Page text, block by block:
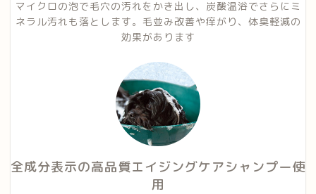
マイクロの泡で毛穴の汚れをかき出し、炭酸温浴でさらにミ
ネラル汚れも落とします。毛並み改善や痒がり、体臭軽減の
効果があります
全成分表示の高品質エイジングケアシャンプー使
用